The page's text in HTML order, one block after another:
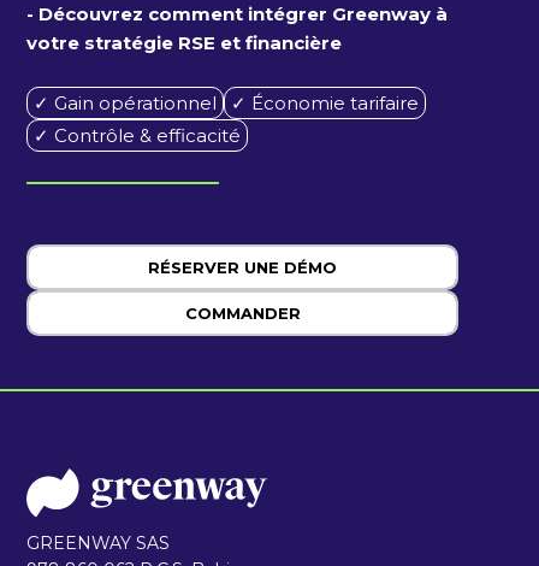
- Découvrez comment intégrer Greenway à
votre stratégie RSE et financière
✓ Gain opérationnel
✓ Économie tarifaire
✓ Contrôle & efficacité
RÉSERVER UNE DÉMO
COMMANDER
GREENWAY SAS